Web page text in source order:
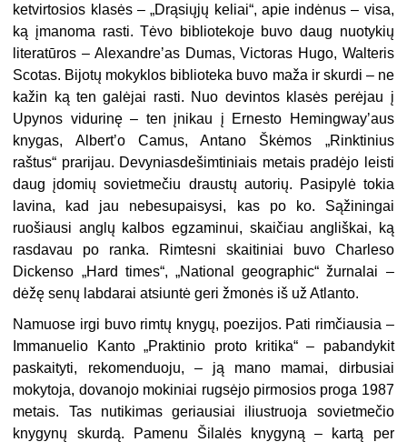
ketvirtosios klasės – „Drąsiųjų keliai“, apie indėnus – visa,
ką įmanoma rasti. Tėvo bibliotekoje buvo daug nuotykių
literatūros – Alexandreʼas Dumas, Victoras Hugo, Walteris
Scotas. Bijotų mokyklos biblioteka buvo maža ir skurdi – ne
kažin ką ten galėjai rasti. Nuo devintos klasės perėjau į
Upynos vidurinę – ten įnikau į Ernesto Hemingwayʼaus
knygas, Albertʼo Camus, Antano Škėmos „Rinktinius
raštus“ prarijau. Devyniasdešimtiniais metais pradėjo leisti
daug įdomių sovietmečiu draustų autorių. Pasipylė tokia
lavina, kad jau nebesupaisysi, kas po ko. Sąžiningai
ruošiausi anglų kalbos egzaminui, skaičiau angliškai, ką
rasdavau po ranka. Rimtesni skaitiniai buvo Charleso
Dickenso „Hard times“, „National geographic“ žurnalai –
dėžę senų labdarai atsiuntė geri žmonės iš už Atlanto.
Namuose irgi buvo rimtų knygų, poezijos. Pati rimčiausia –
Immanuelio Kanto „Praktinio proto kritika“ – pabandykit
paskaityti, rekomenduoju, – ją mano mamai, dirbusiai
mokytoja, dovanojo mokiniai rugsėjo pirmosios proga 1987
metais. Tas nutikimas geriausiai iliustruoja sovietmečio
knygynų skurdą. Pamenu Šilalės knygyną – kartą per